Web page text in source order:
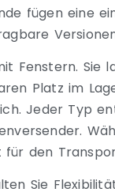
fügen eine
Fenstern.
Platz im
Jeder Typ
für den
Sie